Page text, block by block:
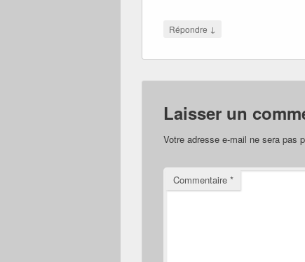
Répondre ↓
Laisser un
Votre adresse e-mail ne sera pas
Commentaire *